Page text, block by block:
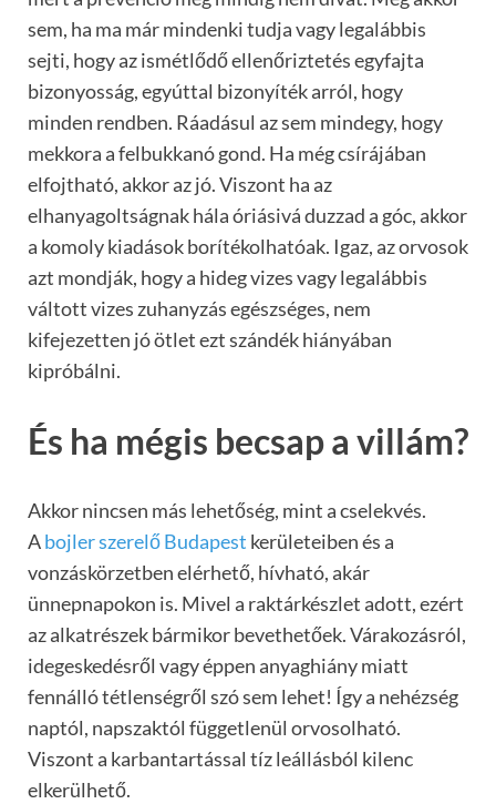
sem, ha ma már mindenki tudja vagy legalábbis
sejti, hogy az ismétlődő ellenőriztetés egyfajta
bizonyosság, egyúttal bizonyíték arról, hogy
minden rendben. Ráadásul az sem mindegy, hogy
mekkora a felbukkanó gond. Ha még csírájában
elfojtható, akkor az jó. Viszont ha az
elhanyagoltságnak hála óriásivá duzzad a góc, akkor
a komoly kiadások borítékolhatóak. Igaz, az orvosok
azt mondják, hogy a hideg vizes vagy legalábbis
váltott vizes zuhanyzás egészséges, nem
kifejezetten jó ötlet ezt szándék hiányában
kipróbálni.
És ha mégis becsap a villám?
Akkor nincsen más lehetőség, mint a cselekvés.
Abojler szerelő Budapest kerületeiben és a
vonzáskörzetben elérhető, hívható, akár
ünnepnapokon is. Mivel a raktárkészlet adott, ezért
az alkatrészek bármikor bevethetőek. Várakozásról,
idegeskedésről vagy éppen anyaghiány miatt
fennálló tétlenségről szó sem lehet! Így a nehézség
naptól, napszaktól függetlenül orvosolható.
Viszont a karbantartással tíz leállásból kilenc
elkerülhető.